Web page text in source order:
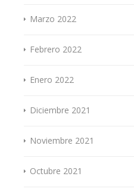
Marzo 2022
Febrero 2022
Enero 2022
Diciembre 2021
Noviembre 2021
Octubre 2021